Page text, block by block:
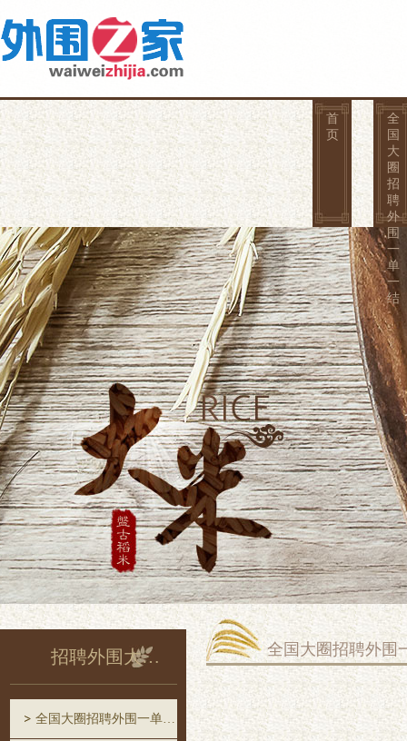
首
页
全
国
大
圈
招
聘
外
围
一
单
一
结
招聘外围大圈中圈一单一结
全国大圈招聘外围一单一结
全国大圈招聘外围